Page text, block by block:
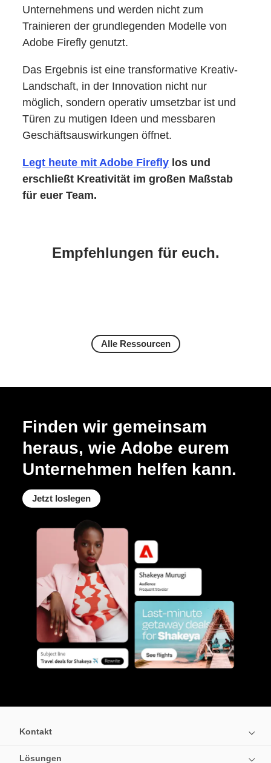
Unternehmens und werden nicht zum
Trainieren der grundlegenden Modelle von
Adobe Firefly genutzt.
Das Ergebnis ist eine transformative Kreativ-
Landschaft, in der Innovation nicht nur
möglich, sondern operativ umsetzbar ist und
Türen zu mutigen Ideen und messbaren
Geschäftsauswirkungen öffnet.
Legt heute mit Adobe Firefly los und
erschließt Kreativität im großen Maßstab
für euer Team.
Empfehlungen für euch.
Alle Ressourcen
Finden wir gemeinsam
heraus, wie Adobe eurem
Unternehmen helfen kann.
Jetzt loslegen
Kontakt
Lösungen